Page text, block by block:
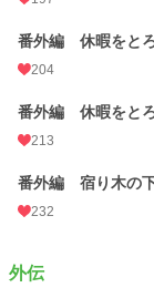
番外編 休暇をと
204
番外編 休暇をと
213
番外編 宿り木の
232
外伝